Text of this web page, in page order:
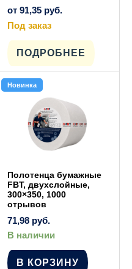
от 91,35 руб.
Под заказ
ПОДРОБНЕЕ
несколько
Полотенца бумажные
FBT, двухслойные,
300×350, 1000
отрывов
71,98 руб.
Новинка
В наличии
В КОРЗИНУ